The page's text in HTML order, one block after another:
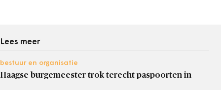
Lees meer
bestuur en organisatie
Haagse burgemeester trok terecht paspoorten in